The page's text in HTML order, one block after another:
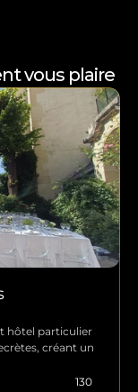
vous plaire
hôtel particulier
créant un
130